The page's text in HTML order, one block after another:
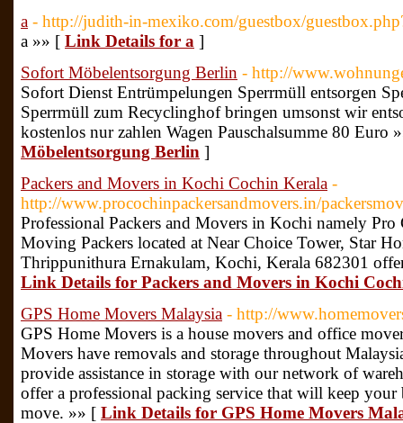
a - http://judith-in-mexiko.com/guestbox/
a »» [ Link Details for a ]
Sofort Möbelentsorgung Berlin - http://
Sofort Dienst Entrümpelungen Sperrmüll entsorgen
Sperrmüll zum Recyclinghof bringen umsonst wir
kostenlos nur zahlen Wagen Pauschalsumme 80 Euro
Möbelentsorgung Berlin ]
Packers and Movers in Kochi Cochin Kerala -
http://www.procochinpackersandmovers.in/
Professional Packers and Movers in Kochi namely
Moving Packers located at Near Choice Tower, Star
Thrippunithura Ernakulam, Kochi, Kerala 682301
Link Details for Packers and Movers in Kochi
GPS Home Movers Malaysia - http://
GPS Home Movers is a house movers and office
Movers have removals and storage throughout
provide assistance in storage with our network of
offer a professional packing service that will keep
move. »» [ Link Details for GPS Home Movers